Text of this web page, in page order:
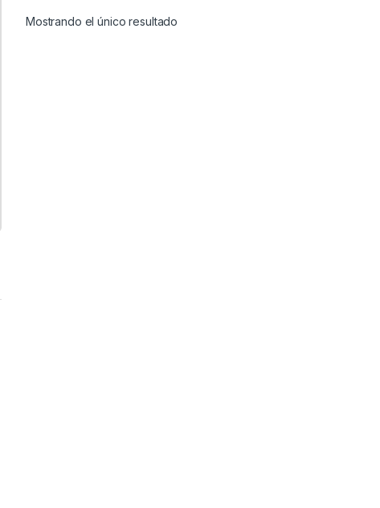
Mostrando el único resultado